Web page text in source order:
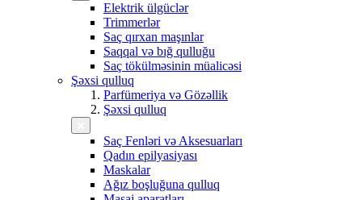
Elektrik ülgüclər
Trimmerlər
Saç qırxan maşınlar
Saqqal və bığ qulluğu
Saç tökülməsinin müalicəsi
Şəxsi qulluq
Parfümeriya və Gözəllik
Şəxsi qulluq
Saç Fenləri və Aksesuarları
Qadın epilyasiyası
Maskalar
Ağız boşluğuna qulluq